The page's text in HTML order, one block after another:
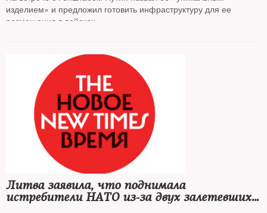
изделием» и предложил готовить инфраструктуру для ее
размещения в войсках
Литва заявила, что поднимала
истребители НАТО из-за двух залетевших